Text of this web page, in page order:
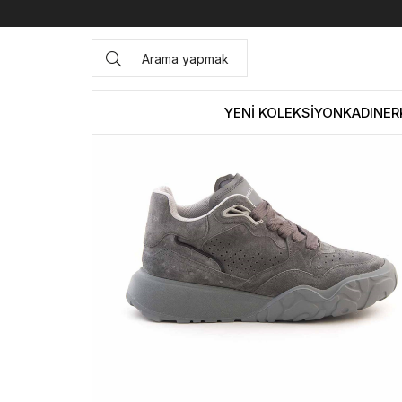
YENİ KOLEKSİYONKADIN
Anasayfa ERKEK AYAKKABI Spor&Sneaker